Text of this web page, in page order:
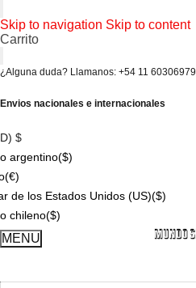
Skip to navigation Skip to content
Carrito
¿Alguna duda? Llamanos: +54 11 60306979
Envios nacionales e internacionales
$
argentino($)
(€)
de los Estados Unidos (US)($)
chileno($)
MENU
Buscar por:
Buscar